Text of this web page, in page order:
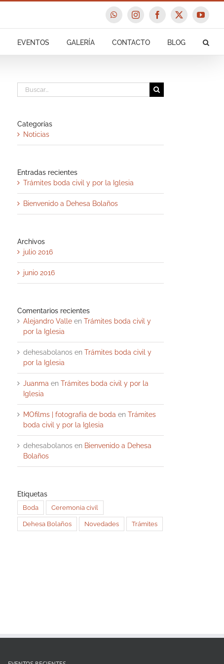
WhatsAppInstagramFacebook
X
EVENTOS GALERÍA CONTACTO BLOG
Buscar:
Categorías
Noticias
Entradas recientes
Trámites boda civil y por la Iglesia
Bienvenido a Dehesa Bolaños
Archivos
julio 2016
junio 2016
Comentarios recientes
Alejandro Valle en Trámites boda civil y
por la Iglesia
dehesabolanos en Trámites boda civil y
por la Iglesia
Juanma en Trámites boda civil y por la
Iglesia
MOfilms | fotografía de boda en Trámites
boda civil y por la Iglesia
dehesabolanos en Bienvenido a Dehesa
Bolaños
Etiquetas
Boda Ceremonia civil
Dehesa Bolaños Novedades Trámites